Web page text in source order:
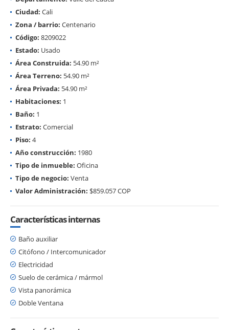
Ciudad: Cali
Zona / barrio: Centenario
Código: 8209022
Estado: Usado
Área Construida: 54.90 m²
Área Terreno: 54.90 m²
Área Privada: 54.90 m²
Habitaciones: 1
Baño: 1
Estrato: Comercial
Piso: 4
Año construcción: 1980
Tipo de inmueble: Oficina
Tipo de negocio: Venta
Valor Administración: $859.057 COP
Características internas
Baño auxiliar
Citófono / Intercomunicador
Electricidad
Suelo de cerámica / mármol
Vista panorámica
Doble Ventana